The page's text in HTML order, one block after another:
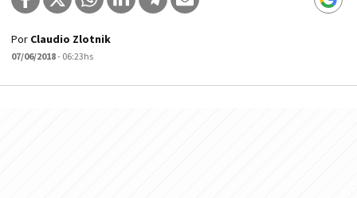
Por Claudio Zlotnik
07/06/2018- 06:23hs